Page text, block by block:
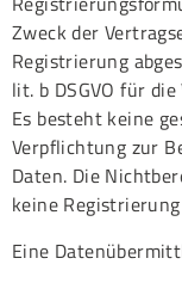
Zweck der
Registrierung
lit. b DSGVO für
Es besteht keine
Verpflichtung zur
Daten. Die
keine
Eine